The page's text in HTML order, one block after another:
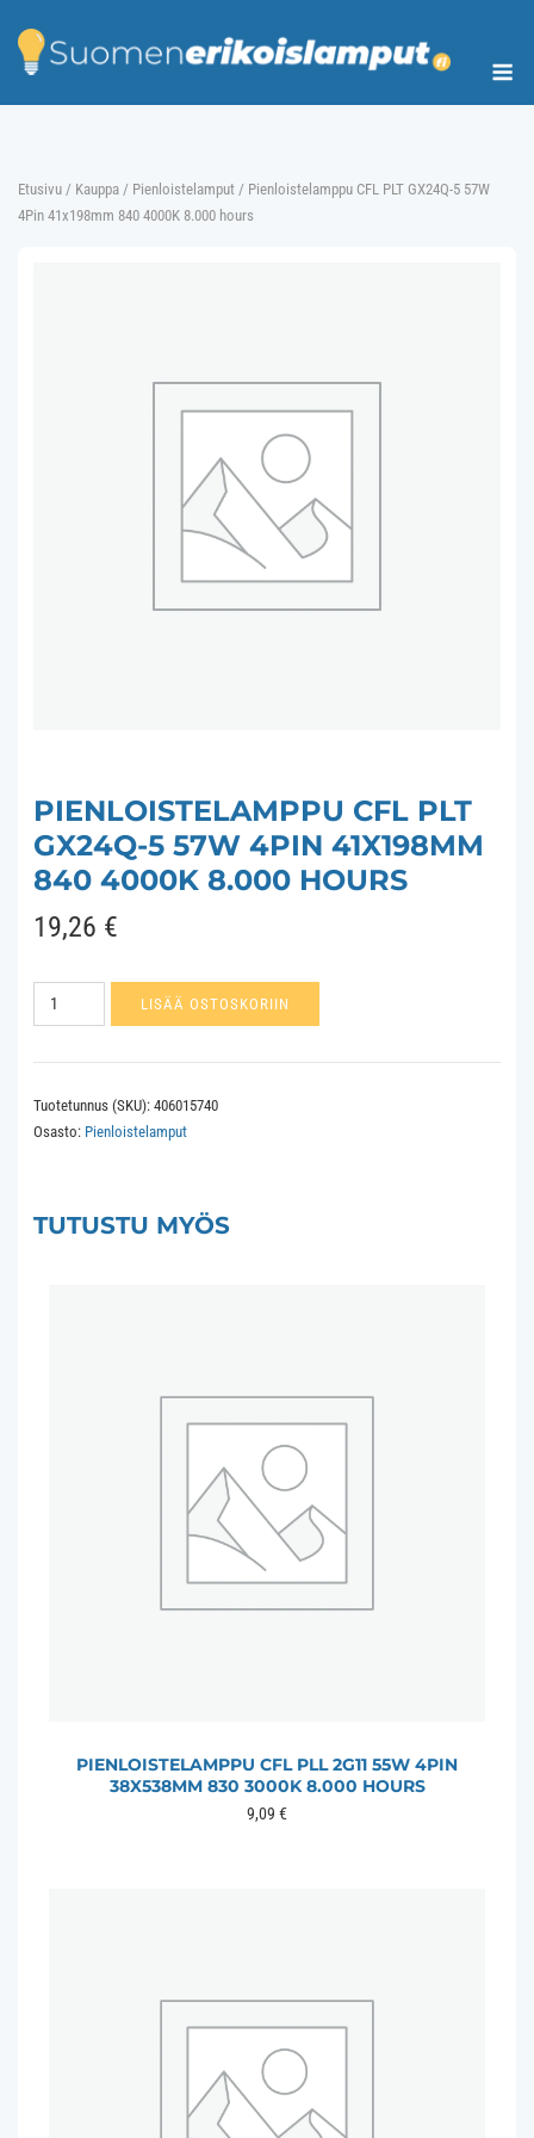
content
Etusivu / Kauppa / Pienloistelamput / Pienloistelamppu CFL PLT GX24Q-5 57W
4Pin 41x198mm 840 4000K 8.000 hours
PIENLOISTELAMPPU CFL PLT
GX24Q-5 57W 4PIN 41X198MM
840 4000K 8.000 HOURS
19,26 €
Pienloistelamppu
CFL
5
57W
840
LISÄÄ OSTOSKORIIN
Tuotetunnus (SKU): 406015740
Osasto: Pienloistelamput
TUTUSTU MYÖS
PIENLOISTELAMPPU CFL PLL 2G11 55W 4PIN
38X538MM 830 3000K 8.000 HOURS
9,09 €